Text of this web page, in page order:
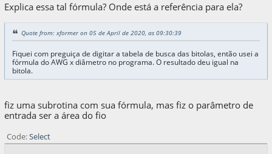
Explica essa tal fórmula? Onde está a referência para ela?
Quote from: xformer on 05 de April de 2020, as 09:30:39
Fiquei com preguiça de digitar a tabela de busca das bitolas, então usei a
fórmula do AWG x diâmetro no programa. O resultado deu igual na
bitola.
fiz uma subrotina com sua fórmula, mas fiz o parâmetro de
entrada ser a área do fio
Code Select